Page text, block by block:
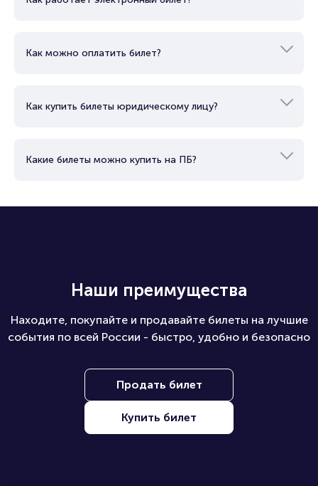
Как можно оплатить билет?
Как купить билеты юридическому лицу?
Какие билеты можно купить на ПБ?
Наши преимущества
Находите, покупайте и продавайте билеты на лучшие
события по всей России - быстро, удобно и безопасно
Продать билет
Купить билет